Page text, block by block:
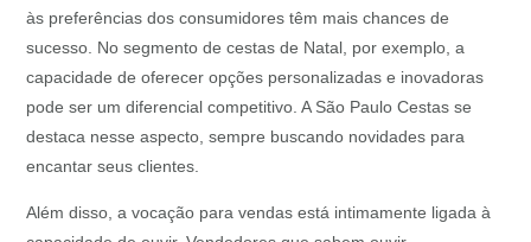
às preferências dos consumidores têm mais chances de
sucesso. No segmento de cestas de Natal, por exemplo, a
capacidade de oferecer opções personalizadas e inovadoras
pode ser um diferencial competitivo. A São Paulo Cestas se
destaca nesse aspecto, sempre buscando novidades para
encantar seus clientes.
Além disso, a vocação para vendas está intimamente ligada à